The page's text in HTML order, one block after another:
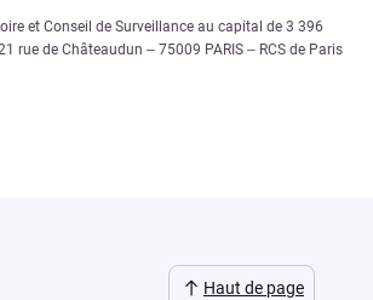
et Conseil de Surveillance au capital de 3 396
rue de Châteaudun – 75009 PARIS – RCS de Paris
Haut de page